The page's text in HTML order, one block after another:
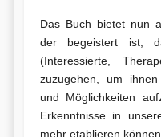
Das Buch bietet nun
der begeistert ist,
(Interessierte,
zuzugehen, um
und Möglichkeiten
Erkenntnisse in
mehr etablieren können.